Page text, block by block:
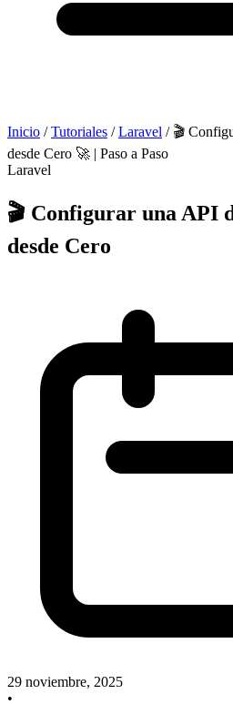
Inicio / Tutoriales / Laravel / 🎬
desde Cero 🚀 | Paso a Paso
Laravel
🎬 Configurar una API
desde Cero
29 noviembre, 2025
•